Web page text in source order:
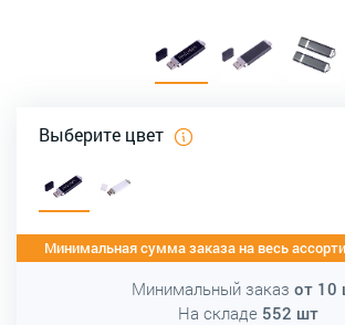
Выберите цвет
Минимальная сумма заказа на весь
Минимальный заказ от 10
На складе 552 шт